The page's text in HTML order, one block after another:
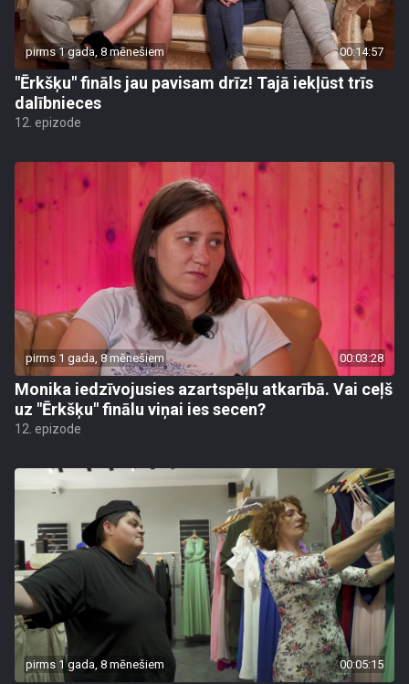
pirms 1 gada, 8 mēnešiem 00:14:57
"Ērkšķu" fināls jau pavisam drīz! Tajā iekļūst trīs
dalībnieces
12. epizode
pirms 1 gada, 8 mēnešiem 00:03:28
Monika iedzīvojusies azartspēļu atkarībā. Vai ceļš
uz "Ērkšķu" finālu viņai ies secen?
12. epizode
pirms 1 gada, 8 mēnešiem 00:05:15